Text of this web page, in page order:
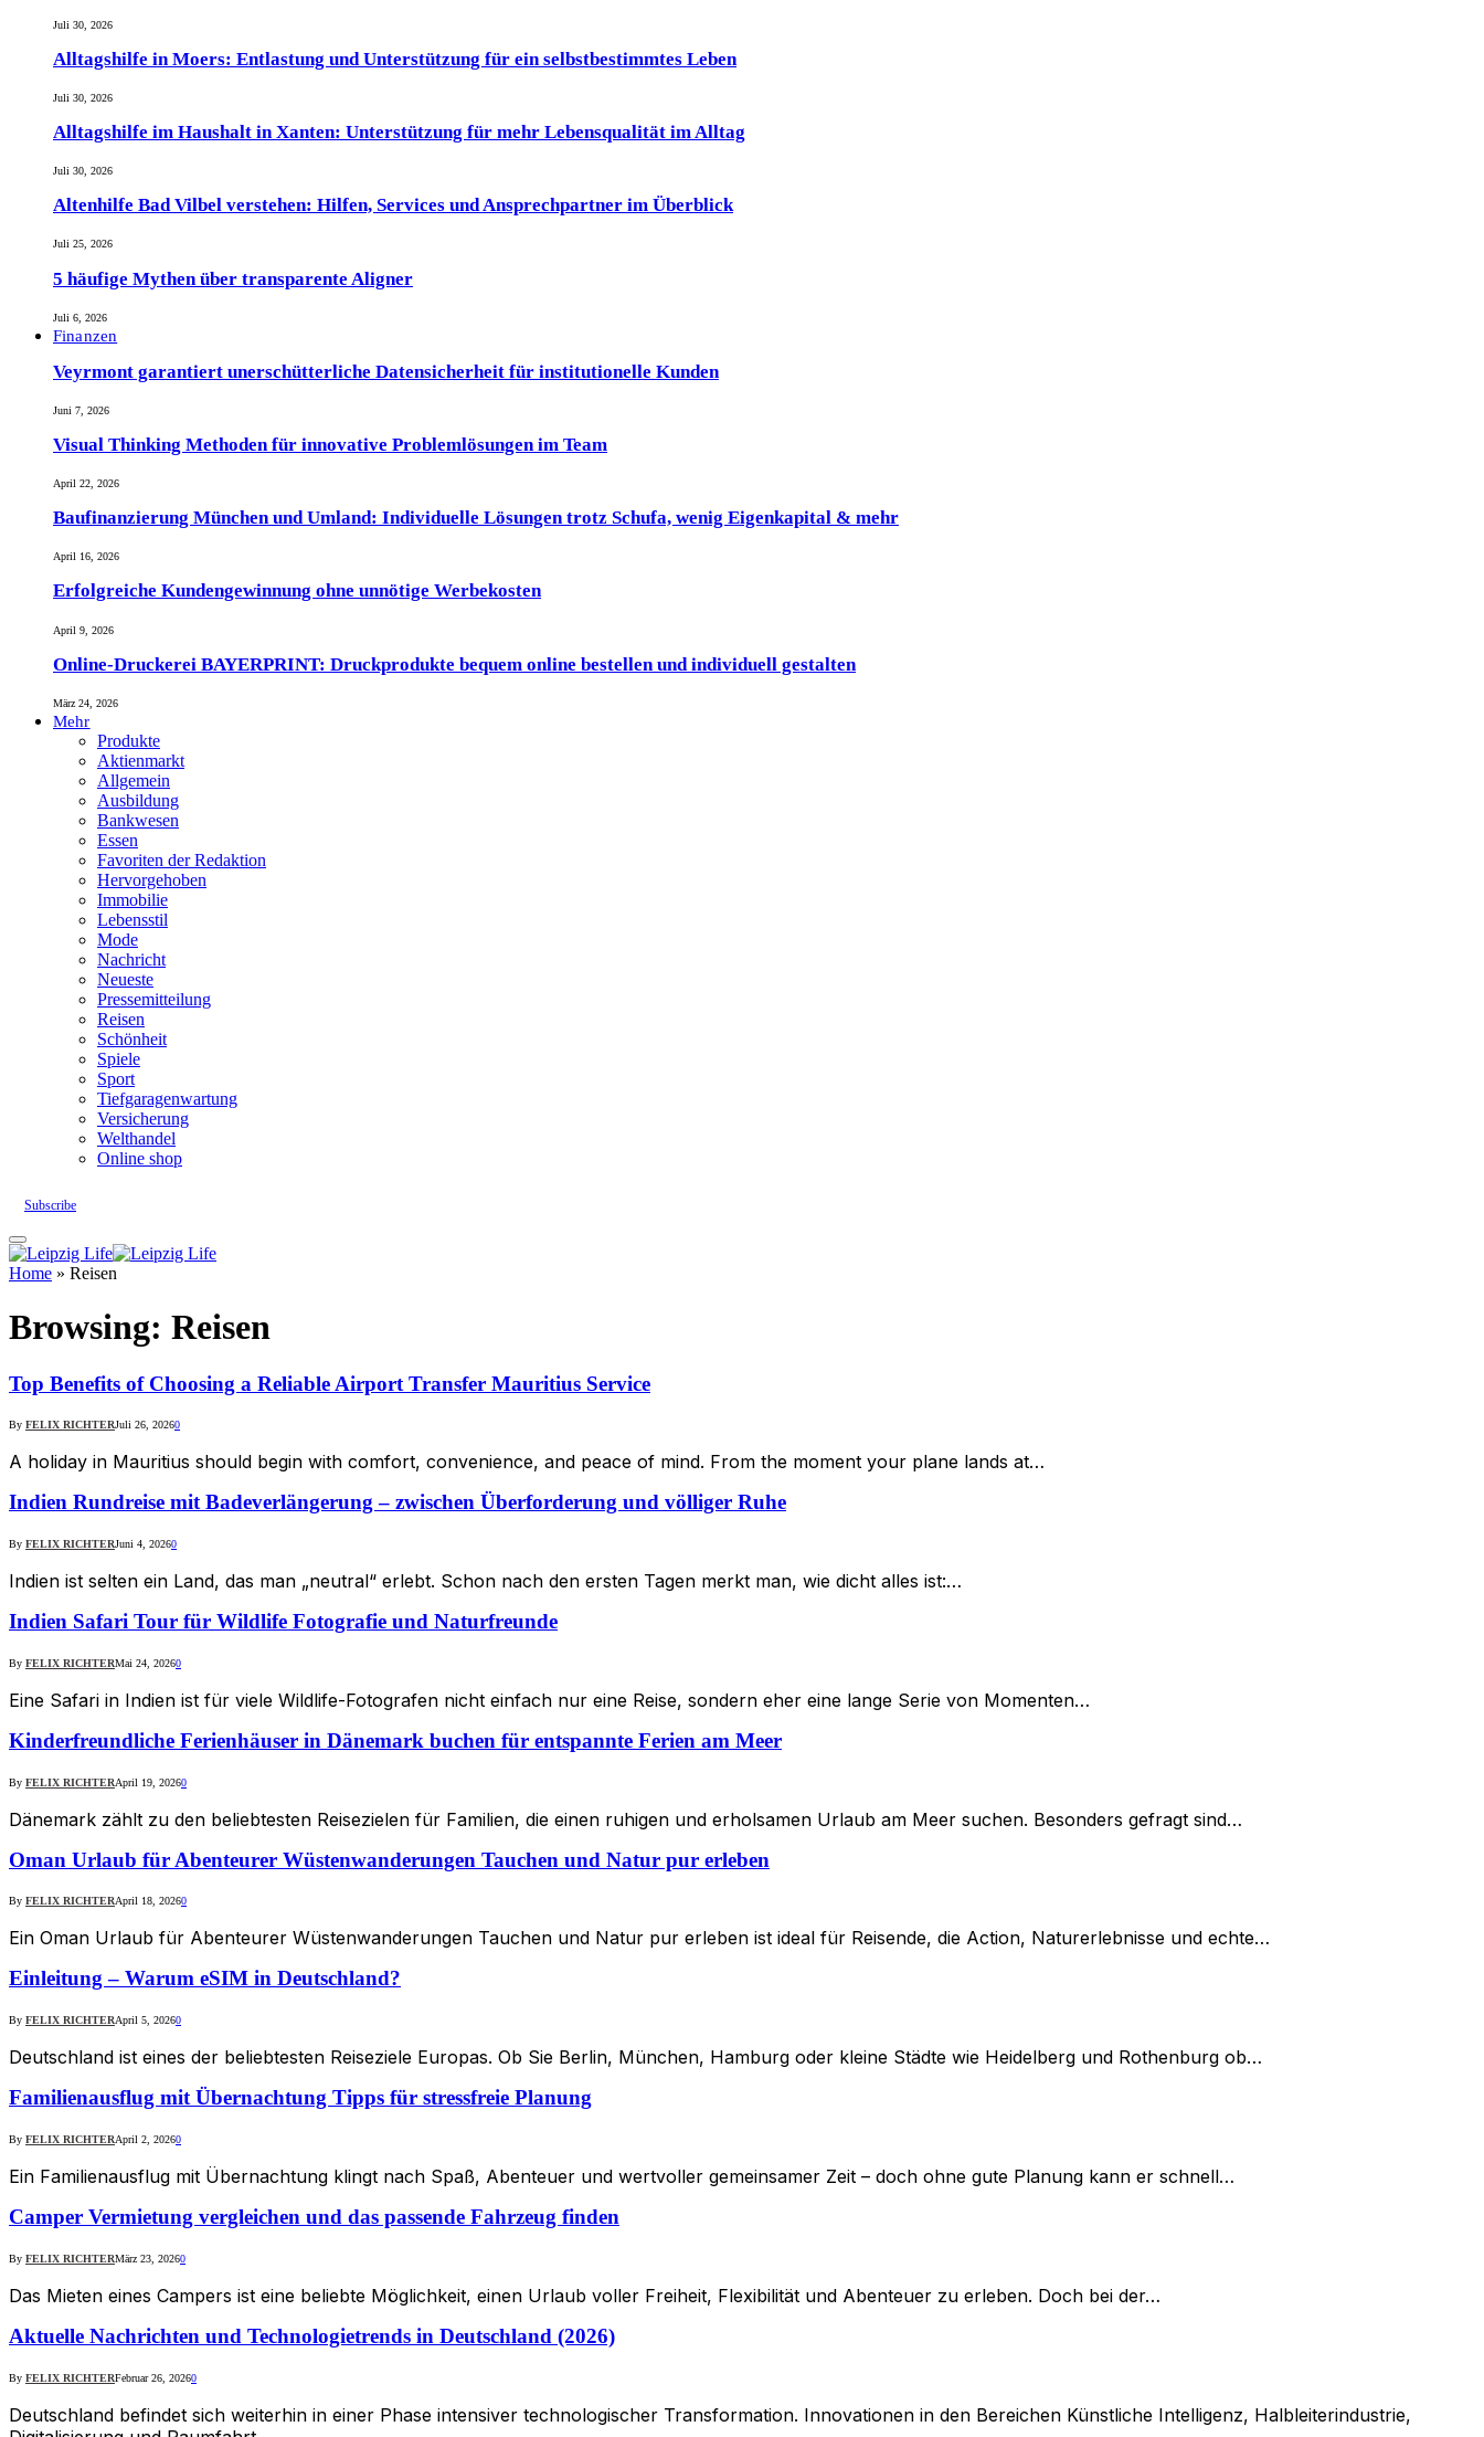
Juli 30, 2026
Alltagshilfe in Moers: Entlastung und Unterstützung für ein selbstbestimmtes Leben
Juli 30, 2026
Alltagshilfe im Haushalt in Xanten: Unterstützung für mehr Lebensqualität im Alltag
Juli 30, 2026
Altenhilfe Bad Vilbel verstehen: Hilfen, Services und Ansprechpartner im Überblick
Juli 25, 2026
5 häufige Mythen über transparente Aligner
Juli 6, 2026
Finanzen
Veyrmont garantiert unerschütterliche Datensicherheit für institutionelle Kunden
Juni 7, 2026
Visual Thinking Methoden für innovative Problemlösungen im Team
April 22, 2026
Baufinanzierung München und Umland: Individuelle Lösungen trotz Schufa, wenig Eigenkapital & mehr
April 16, 2026
Erfolgreiche Kundengewinnung ohne unnötige Werbekosten
April 9, 2026
Online-Druckerei BAYERPRINT: Druckprodukte bequem online bestellen und individuell gestalten
März 24, 2026
Mehr
Produkte
Aktienmarkt
Allgemein
Ausbildung
Bankwesen
Essen
Favoriten der Redaktion
Hervorgehoben
Immobilie
Lebensstil
Mode
Nachricht
Neueste
Pressemitteilung
Reisen
Schönheit
Spiele
Sport
Tiefgaragenwartung
Versicherung
Welthandel
Online shop
Subscribe
Home » Reisen
Browsing: Reisen
Top Benefits of Choosing a Reliable Airport Transfer Mauritius Service
By FELIX RICHTERJuli 26, 20260
A holiday in Mauritius should begin with comfort, convenience, and peace of mind. From the moment your plane lands at…
Indien Rundreise mit Badeverlängerung – zwischen Überforderung und völliger Ruhe
By FELIX RICHTERJuni 4, 20260
Indien ist selten ein Land, das man „neutral“ erlebt. Schon nach den ersten Tagen merkt man, wie dicht alles ist:…
Indien Safari Tour für Wildlife Fotografie und Naturfreunde
By FELIX RICHTERMai 24, 20260
Eine Safari in Indien ist für viele Wildlife-Fotografen nicht einfach nur eine Reise, sondern eher eine lange Serie von Momenten…
Kinderfreundliche Ferienhäuser in Dänemark buchen für entspannte Ferien am Meer
By FELIX RICHTERApril 19, 20260
Dänemark zählt zu den beliebtesten Reisezielen für Familien, die einen ruhigen und erholsamen Urlaub am Meer suchen. Besonders gefragt sind…
Oman Urlaub für Abenteurer Wüstenwanderungen Tauchen und Natur pur erleben
By FELIX RICHTERApril 18, 20260
Ein Oman Urlaub für Abenteurer Wüstenwanderungen Tauchen und Natur pur erleben ist ideal für Reisende, die Action, Naturerlebnisse und echte…
Einleitung – Warum eSIM in Deutschland?
By FELIX RICHTERApril 5, 20260
Deutschland ist eines der beliebtesten Reiseziele Europas. Ob Sie Berlin, München, Hamburg oder kleine Städte wie Heidelberg und Rothenburg ob…
Familienausflug mit Übernachtung Tipps für stressfreie Planung
By FELIX RICHTERApril 2, 20260
Ein Familienausflug mit Übernachtung klingt nach Spaß, Abenteuer und wertvoller gemeinsamer Zeit – doch ohne gute Planung kann er schnell…
Camper Vermietung vergleichen und das passende Fahrzeug finden
By FELIX RICHTERMärz 23, 20260
Das Mieten eines Campers ist eine beliebte Möglichkeit, einen Urlaub voller Freiheit, Flexibilität und Abenteuer zu erleben. Doch bei der…
Aktuelle Nachrichten und Technologietrends in Deutschland (2026)
By FELIX RICHTERFebruar 26, 20260
Deutschland befindet sich weiterhin in einer Phase intensiver technologischer Transformation. Innovationen in den Bereichen Künstliche Intelligenz, Halbleiterindustrie,